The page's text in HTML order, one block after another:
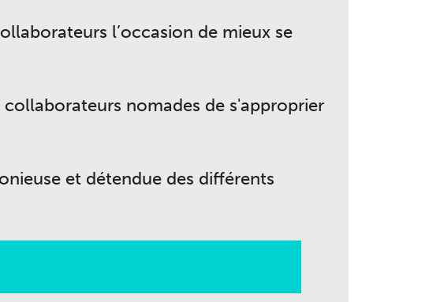
l’occasion de mieux se
nomades de s'approprier
et détendue des différents